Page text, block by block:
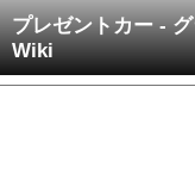
プレゼントカー -
Wiki